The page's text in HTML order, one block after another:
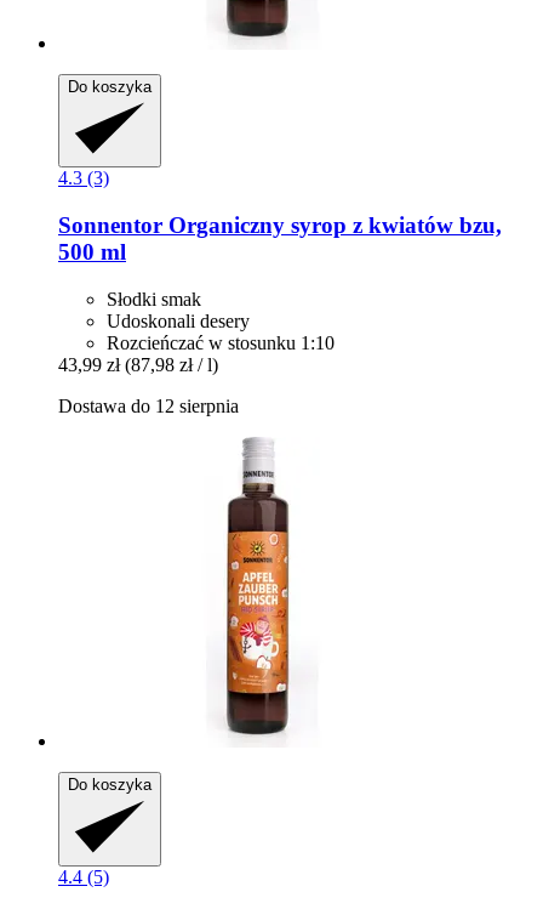
Do koszyka
4.3 (3)
Sonnentor Organiczny syrop z kwiatów bzu,
500 ml
Słodki smak
Udoskonali desery
Rozcieńczać w stosunku 1:10
43,99 zł (87,98 zł / l)
Dostawa do 12 sierpnia
Do koszyka
4.4 (5)